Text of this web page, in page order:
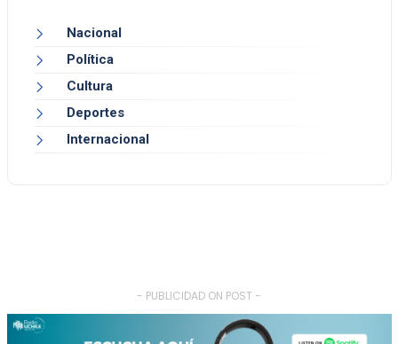
Nacional
Política
Cultura
Deportes
Internacional
- PUBLICIDAD ON POST -